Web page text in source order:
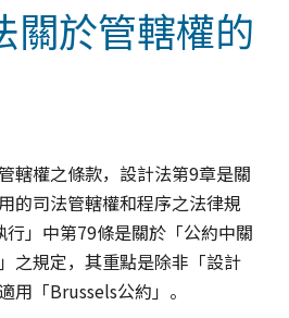
關於管轄權的
轄權之條款，設計法第9章是關
的司法管轄權和程序之法律規
」中第79條是關於「公約中關
之規定，其重點是除非「設計
用「Brussels公約」。